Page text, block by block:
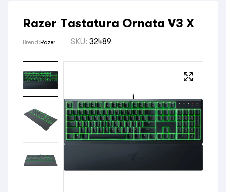
Razer Tastatura Ornata V3 X
Brend: Razer SKU: 32489